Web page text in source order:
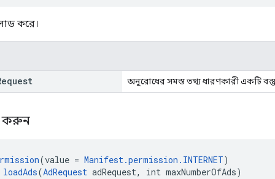
করে।
অনুরোধের সমস্ত তথ্য ধারণকারী একটি
করুন
(value = Manifest.permission.INTERNET)
loadAds(AdRequest adRequest, int maxNumberOfAds)